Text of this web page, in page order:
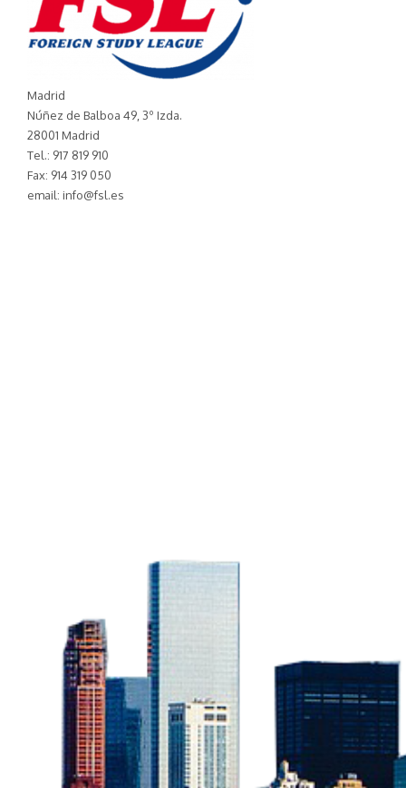
Madrid
Núñez de Balboa 49, 3º Izda.
28001 Madrid
Tel.: 917 819 910
Fax: 914 319 050
email: info@fsl.es